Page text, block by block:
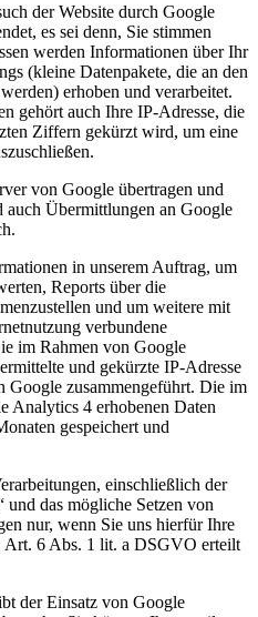
der Website durch Google
es sei denn, Sie stimmen
werden Informationen über Ihr
(kleine Datenpakete, die an den
erhoben und verarbeitet.
gehört auch Ihre IP-Adresse, die
Ziffern gekürzt wird, um eine
von Google übertragen und
auch Übermittlungen an Google
in unserem Auftrag, um
Reports über die
und um weitere mit
verbundene
im Rahmen von Google
und gekürzte IP-Adresse
Google zusammengeführt. Die im
Analytics 4 erhobenen Daten
gespeichert und
einschließlich der
das mögliche Setzen von
nur, wenn Sie uns hierfür Ihre
6 Abs. 1 lit. a DSGVO erteilt
der Einsatz von Google